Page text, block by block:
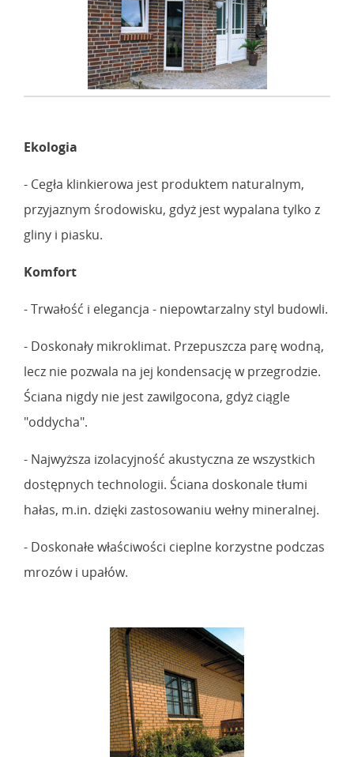
Ekologia
- Cegła klinkierowa jest produktem naturalnym,
przyjaznym środowisku, gdyż jest wypalana tylko z
gliny i piasku.
Komfort
- Trwałość i elegancja - niepowtarzalny styl budowli.
- Doskonały mikroklimat. Przepuszcza parę wodną,
lecz nie pozwala na jej kondensację w przegrodzie.
Ściana nigdy nie jest zawilgocona, gdyż ciągle
"oddycha".
- Najwyższa izolacyjność akustyczna ze wszystkich
dostępnych technologii. Ściana doskonale tłumi
hałas, m.in. dzięki zastosowaniu wełny mineralnej.
- Doskonałe właściwości cieplne korzystne podczas
mrozów i upałów.